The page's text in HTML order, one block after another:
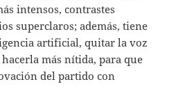
intensos, contrastes
superclaros; además, tiene
artificial, quitar la voz
más nítida, para que
del partido con